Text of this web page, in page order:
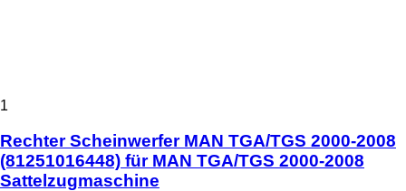
1
Rechter Scheinwerfer MAN TGA/TGS 2000-2008
(81251016448) für MAN TGA/TGS 2000-2008
Sattelzugmaschine